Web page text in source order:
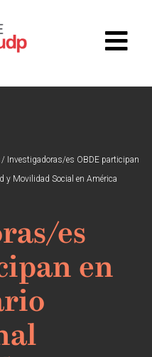
/ Investigadoras/es OBDE participan
y Movilidad Social en América
es
en